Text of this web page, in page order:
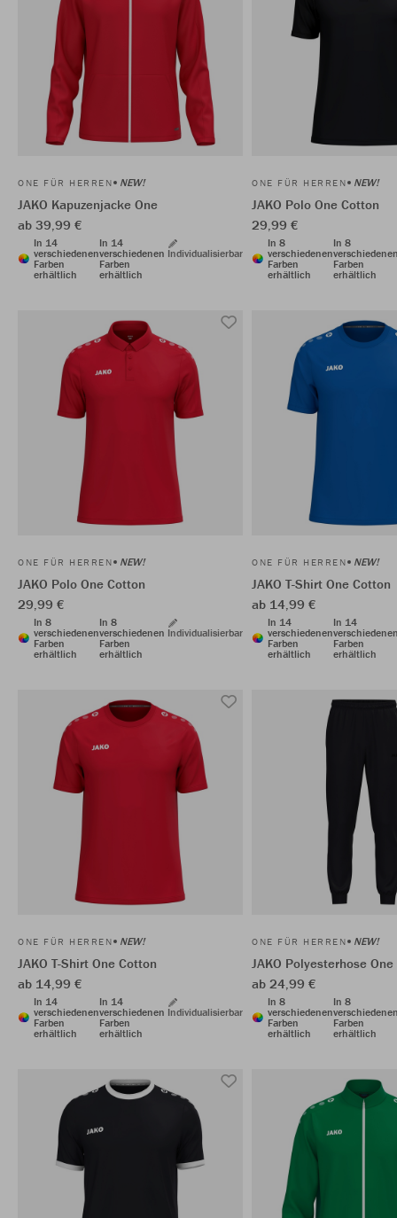
ONE FÜR HERREN NEW!
JAKO Kapuzenjacke One
ab 39,99 €
In 14
verschiedenen
Farben
erhältlich
In 14
verschiedenen
Farben
erhältlich
Individualisierbar
ONE FÜR HERREN NEW!
JAKO Polo One Cotton
29,99 €
In 8
verschiedenen
Farben
erhältlich
In 8
Farben
erhältlich
ONE FÜR HERREN NEW!
JAKO Polo One Cotton
29,99 €
In 8
verschiedenen
Farben
erhältlich
In 8
verschiedenen
Farben
erhältlich
Individualisierbar
ONE FÜR HERREN NEW!
JAKO T-Shirt One Cotton
ab 14,99 €
In 14
verschiedenen
Farben
erhältlich
In 14
Farben
erhältlich
ONE FÜR HERREN NEW!
JAKO T-Shirt One Cotton
ab 14,99 €
In 14
verschiedenen
Farben
erhältlich
In 14
verschiedenen
Farben
erhältlich
Individualisierbar
ONE FÜR HERREN NEW!
JAKO Polyesterhose One
ab 24,99 €
In 8
verschiedenen
Farben
erhältlich
In 8
Farben
erhältlich